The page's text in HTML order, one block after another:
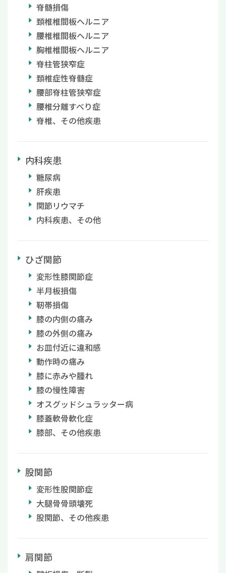
脊髄損傷
頚椎椎間板ヘルニア
腰椎椎間板ヘルニア
胸椎椎間板ヘルニア
脊柱管狭窄症
頚椎症性脊髄症
腰部脊柱管狭窄症
腰椎分離すべり症
脊椎、その他疾患
内科疾患
糖尿病
肝疾患
関節リウマチ
内科疾患、その他
ひざ関節
変形性膝関節症
半月板損傷
靭帯損傷
膝の内側の痛み
膝の外側の痛み
お皿付近に違和感
動作時の痛み
膝に赤みや腫れ
膝の慢性障害
オスグッドシュラッター病
膝蓋軟骨軟化症
膝部、その他疾患
股関節
変形性股関節症
大腿骨骨頭壊死
股関節、その他疾患
肩関節